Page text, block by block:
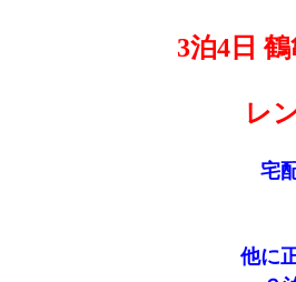
3泊4日
レ
宅
他に